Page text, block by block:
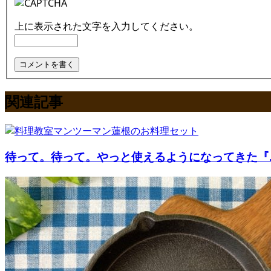
上に表示された文字を入力してください。
関連記事
待って。待って。やっと使えるようになってきた